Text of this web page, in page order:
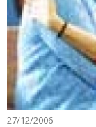
27/12/2006